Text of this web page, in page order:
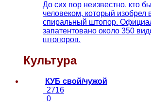
До сих пор неизвестно, кто
человеком, который изобрел
спиральный штопор.
запатентовано около 350
штопоров.
Культура
КУБ свой/чужой
2716
0